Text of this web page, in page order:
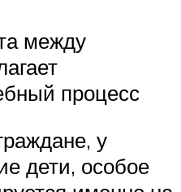
между
процесс
у
дети, особое